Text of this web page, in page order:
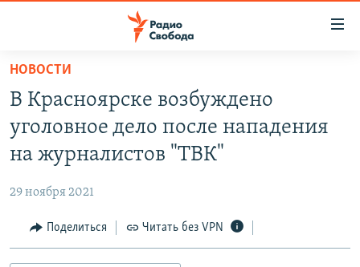
упрощенного
доступа
основному
Вернутся
ПОДКАСТЫ
МНЕНИЯ
КУЛЬТУРА
НОВОСТИ
В Красноярске возбуждено
уголовное дело после нападения
на журналистов "ТВК"
29 ноября 2021
Поделиться Читать без VPN